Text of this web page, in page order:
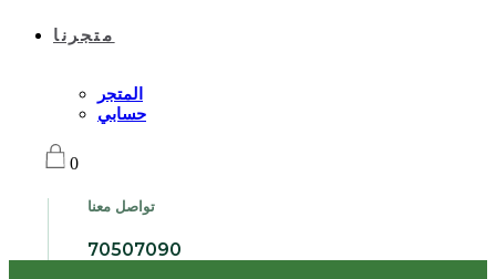
متجرنا
المتجر
حسابي
0
تواصل معنا
70507090